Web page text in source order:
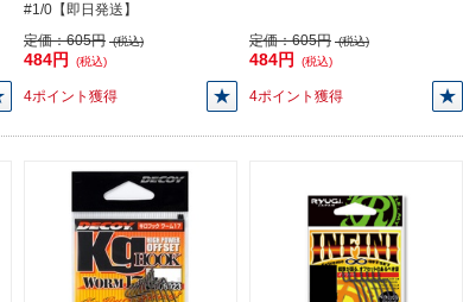
#1/0【即日発送】
定価：605円 (税込)
484円 (税込)
4ポイント獲得
定価：605円 (税込)
484円 (税込)
4ポイント獲得